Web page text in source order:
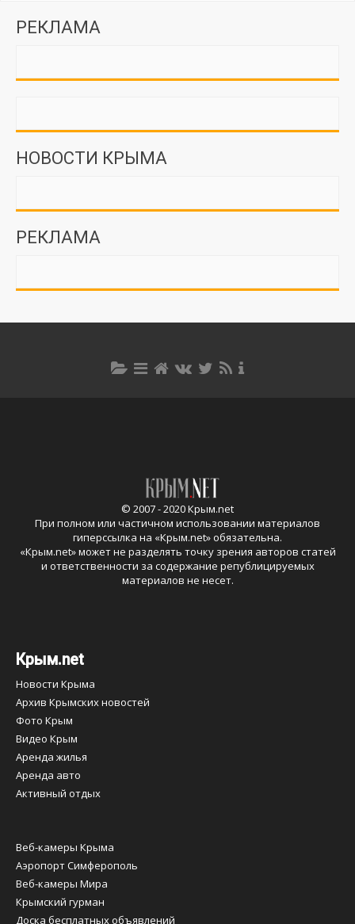
РЕКЛАМА
НОВОСТИ КРЫМА
РЕКЛАМА
© 2007 - 2020 Крым.net
При полном или частичном использовании материалов
гиперссылка на «Крым.net» обязательна.
«Крым.net» может не разделять точку зрения авторов статей
и ответственности за содержание републицируемых
материалов не несет.
Крым.net
Новости Крыма
Архив Крымских новостей
Фото Крым
Видео Крым
Аренда жилья
Аренда авто
Активный отдых
Веб-камеры Крыма
Аэропорт Симферополь
Веб-камеры Мира
Крымский гурман
Доска бесплатных объявлений